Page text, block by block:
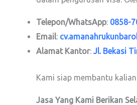
Telepon/WhatsApp: 0858-
Email:
Alamat Kantor: Jl. Bekasi
Kami siap membantu
Jasa Yang Kami Berikan